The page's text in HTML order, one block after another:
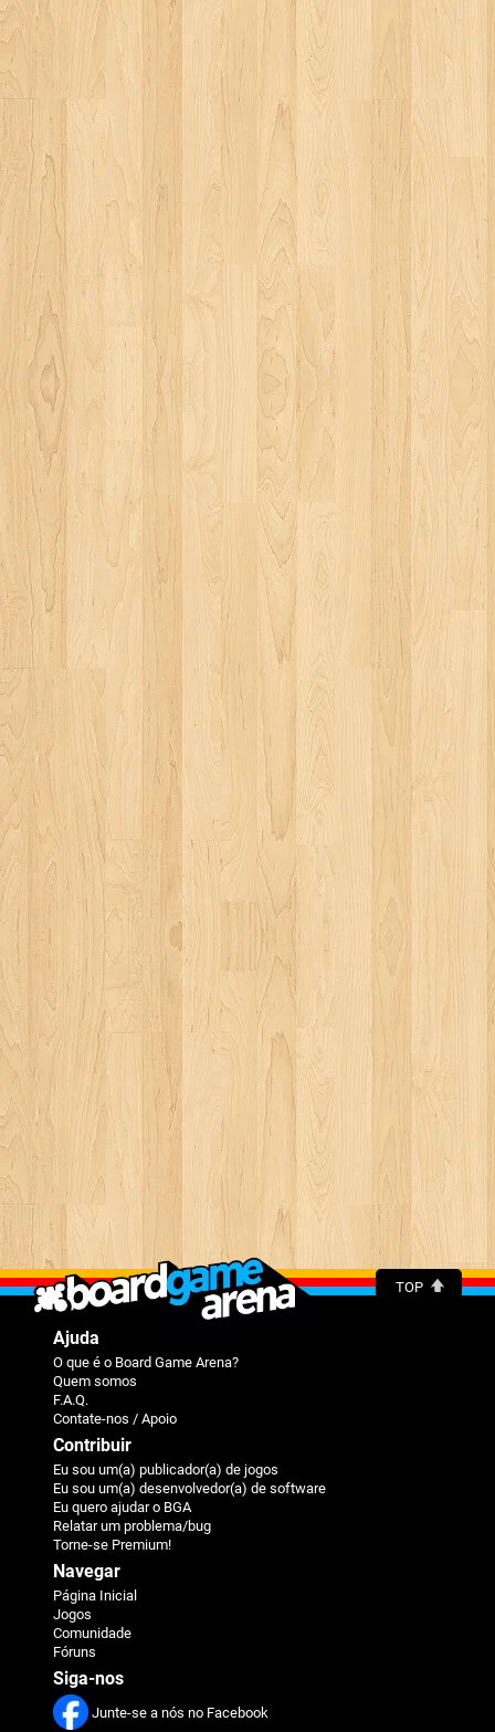
TOP
Ajuda
O que é o Board Game Arena?
Quem somos
F.A.Q.
Contate-nos / Apoio
Contribuir
Eu sou um(a) publicador(a) de jogos
Eu sou um(a) desenvolvedor(a) de software
Eu quero ajudar o BGA
Relatar um problema/bug
Torne-se Premium!
Navegar
Página Inicial
Jogos
Comunidade
Fóruns
Siga-nos
Junte-se a nós no Facebook